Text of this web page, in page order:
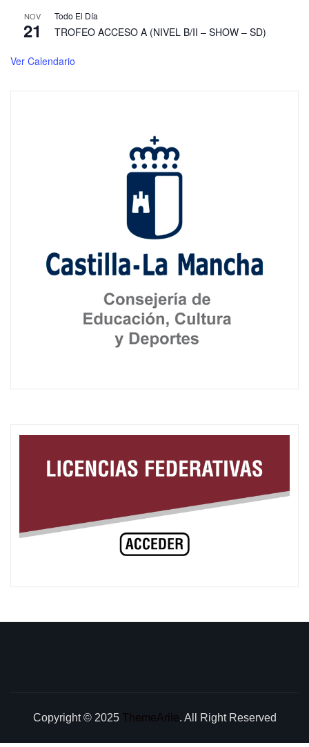
NOV
21
Todo El Día
TROFEO ACCESO A (NIVEL B/II – SHOW – SD)
Ver Calendario
Copyright © 2025 ThemeArile. All Right Reserved